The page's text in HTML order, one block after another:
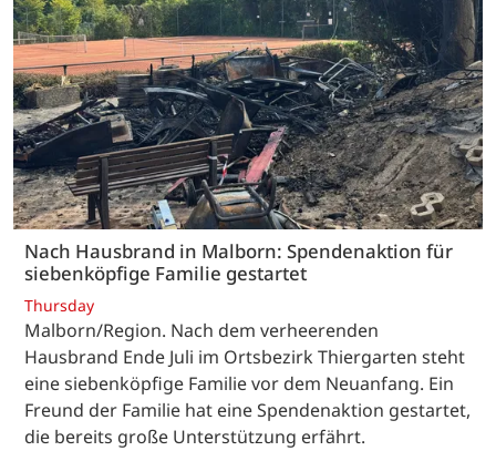
Nach Hausbrand in Malborn: Spendenaktion für
siebenköpfige Familie gestartet
Thursday
Malborn/Region. Nach dem verheerenden
Hausbrand Ende Juli im Ortsbezirk Thiergarten steht
eine siebenköpfige Familie vor dem Neuanfang. Ein
Freund der Familie hat eine Spendenaktion gestartet,
die bereits große Unterstützung erfährt.